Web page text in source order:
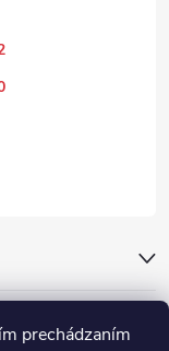
prechádzaním